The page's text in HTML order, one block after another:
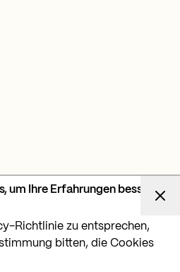
um Ihre Erfahrungen besser
Richtlinie zu entsprechen,
bitten, die Cookies
Sie alles über unsere